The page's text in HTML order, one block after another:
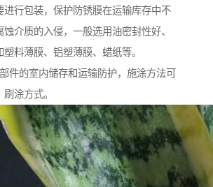
进行包装，保护防锈膜在运输库存中不
介质的入侵，一般选用油密封性好、
料薄膜、铝塑薄膜、蜡纸等。
件的室内储存和运输防护，施涂方法可
涂方式。